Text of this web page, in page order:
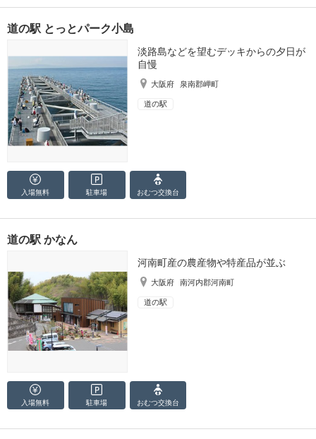
道の駅 とっとパーク小島
淡路島などを望むデッキからの夕日が
自慢
大阪府 泉南郡岬町
道の駅
入場無料 駐車場 おむつ交換台
道の駅 かなん
河南町産の農産物や特産品が並ぶ
大阪府 南河内郡河南町
道の駅
入場無料 駐車場 おむつ交換台